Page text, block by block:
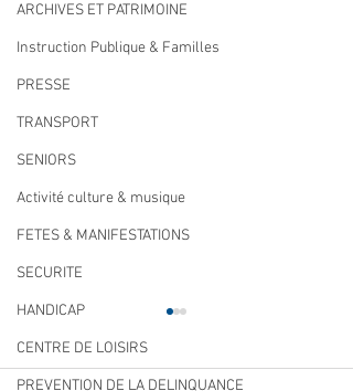
ARCHIVES ET PATRIMOINE
Instruction Publique & Familles
PRESSE
TRANSPORT
SENIORS
Activité culture & musique
FETES & MANIFESTATIONS
SECURITE
HANDICAP
CENTRE DE LOISIRS
PREVENTION DE LA DELINQUANCE